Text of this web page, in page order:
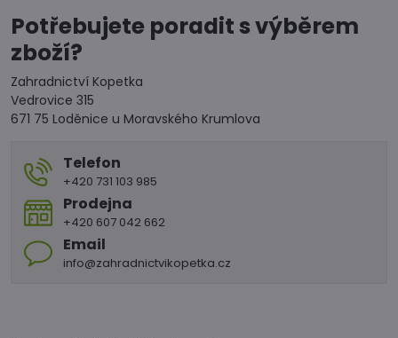
Potřebujete poradit s výběrem
zboží?
Zahradnictví Kopetka
Vedrovice 315
671 75 Loděnice u Moravského Krumlova
Telefon
+420 731 103 985
Prodejna
+420 607 042 662
Email
info@zahradnictvikopetka.cz